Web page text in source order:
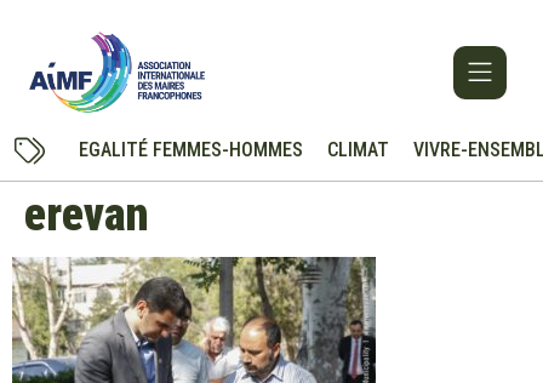
EGALITÉ FEMMES-HOMMES CLIMAT VIVRE-
erevan